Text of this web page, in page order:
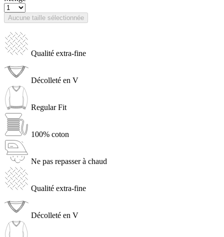
Aucune taille sélectionnée
Qualité extra-fine
Décolleté en V
Regular Fit
100% coton
Ne pas repasser à chaud
Qualité extra-fine
Décolleté en V